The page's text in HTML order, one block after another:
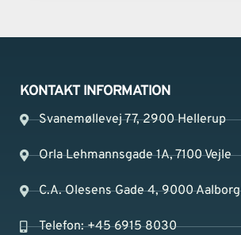
KONTAKT INFORMATION
Svanemøllevej 77, 2900 Hellerup
Orla Lehmannsgade 1A, 7100 Vejle
C.A. Olesens Gade 4, 9000 Aalborg
Telefon: +45 6915 8030